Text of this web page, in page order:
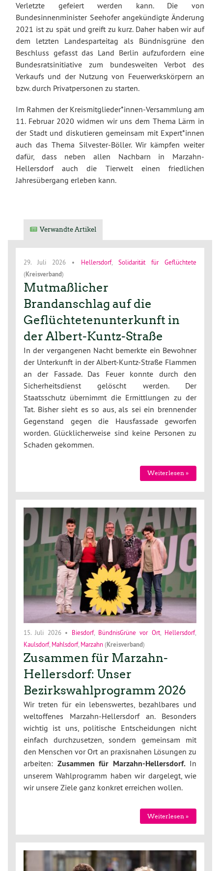
Verletzte gefeiert werden kann. Die von
Bundesinnenminister Seehofer angekündigte Änderung
2021 ist zu spät und greift zu kurz. Daher haben wir auf
dem letzten Landesparteitag als Bündnisgrüne den
Beschluss gefasst das Land Berlin aufzufordern eine
Bundesratsinitiative zum bundesweiten Verbot des
Verkaufs und der Nutzung von Feuerwerkskörpern an
bzw. durch Privatpersonen zu starten.
Im Rahmen der Kreismitglieder*innen-Versammlung am
11. Februar 2020 widmen wir uns dem Thema Lärm in
der Stadt und diskutieren gemeinsam mit Expert*innen
auch das Thema Silvester-Böller. Wir kämpfen weiter
dafür, dass neben allen Nachbarn in Marzahn-
Hellersdorf auch die Tierwelt einen friedlichen
Jahresübergang erleben kann.
Verwandte Artikel
29. Juli 2026 • Hellersdorf, Solidarität für Geflüchtete
(Kreisverband)
Mutmaßlicher
Brandanschlag auf die
Geflüchtetenunterkunft in
der Albert-Kuntz-Straße
In der vergangenen Nacht bemerkte ein Bewohner
der Unterkunft in der Albert-Kuntz-Straße Flammen
an der Fassade. Das Feuer konnte durch den
Sicherheitsdienst gelöscht werden. Der
Staatsschutz übernimmt die Ermittlungen zu der
Tat. Bisher sieht es so aus, als sei ein brennender
Gegenstand gegen die Hausfassade geworfen
worden. Glücklicherweise sind keine Personen zu
Schaden gekommen.
Weiterlesen »
15. Juli 2026• Biesdorf, BündnisGrüne vor Ort, Hellersdorf,
Kaulsdorf, Mahlsdorf, Marzahn (Kreisverband)
Zusammen für Marzahn-
Hellersdorf: Unser
Bezirkswahlprogramm 2026
Wir treten für ein lebenswertes, bezahlbares und
weltoffenes Marzahn-Hellersdorf an. Besonders
wichtig ist uns, politische Entscheidungen nicht
einfach durchzusetzen, sondern gemeinsam mit
den Menschen vor Ort an praxisnahen Lösungen zu
arbeiten: Zusammen für Marzahn-Hellersdorf.In
unserem Wahlprogramm haben wir dargelegt, wie
wir unsere Ziele ganz konkret erreichen wollen.
Weiterlesen »